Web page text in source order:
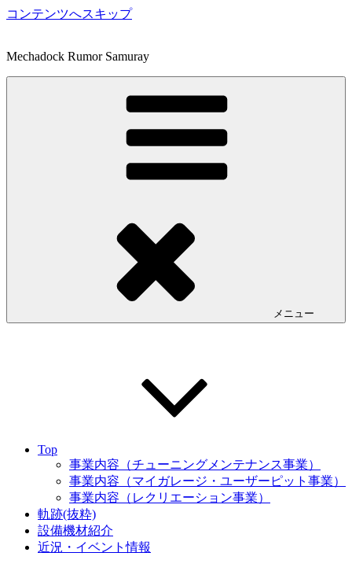
コンテンツへスキップ
Mechadock Rumor Samuray
メニュー
Top
事業内容（チューニングメンテナンス事業）
事業内容（マイガレージ・ユーザーピット事業）
事業内容（レクリエーション事業）
軌跡(抜粋)
設備機材紹介
近況・イベント情報